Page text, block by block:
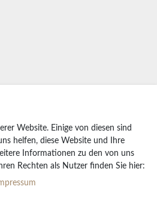
Website. Einige von diesen sind
helfen, diese Website und Ihre
Informationen zu den von uns
Rechten als Nutzer finden Sie hier: